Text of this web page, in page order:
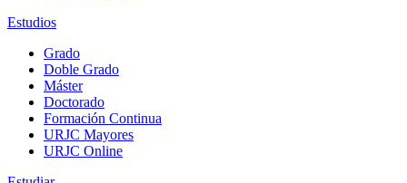
Estudios
Grado
Doble Grado
Máster
Doctorado
Formación Continua
URJC Mayores
URJC Online